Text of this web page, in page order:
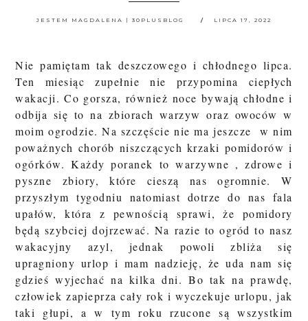
JESTEM MAGDALENA | 30PLUSBLOG LIPCA 17, 2022
Nie pamiętam tak deszczowego i chłodnego lipca.
Ten miesiąc zupełnie nie przypomina ciepłych
wakacji. Co gorsza, również noce bywają chłodne i
odbija się to na zbiorach warzyw oraz owoców w
moim ogrodzie. Na szczęście nie ma jeszcze w nim
poważnych chorób niszczących krzaki pomidorów i
ogórków. Każdy poranek to warzywne , zdrowe i
pyszne zbiory, które cieszą nas ogromnie. W
przyszłym tygodniu natomiast dotrze do nas fala
upałów, która z pewnością sprawi, że pomidory
będą szybciej dojrzewać. Na razie to ogród to nasz
wakacyjny azyl, jednak powoli zbliża się
upragniony urlop i mam nadzieję, że uda nam się
gdzieś wyjechać na kilka dni. Bo tak na prawdę,
człowiek zapieprza cały rok i wyczekuje urlopu, jak
taki głupi, a w tym roku rzucone są wszystkim